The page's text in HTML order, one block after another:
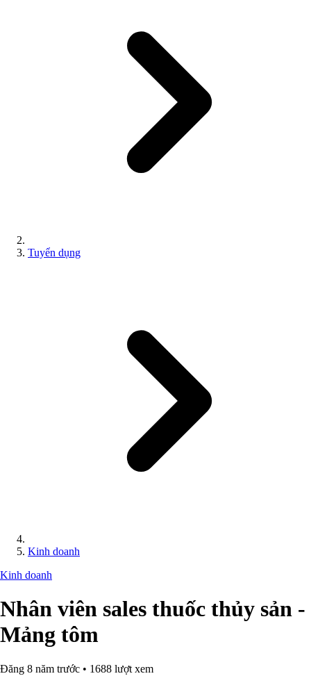
Tuyển dụng
Kinh doanh
Kinh doanh
Nhân viên sales thuốc thủy sản -
Mảng tôm
Đăng 8 năm trước • 1688 lượt xem